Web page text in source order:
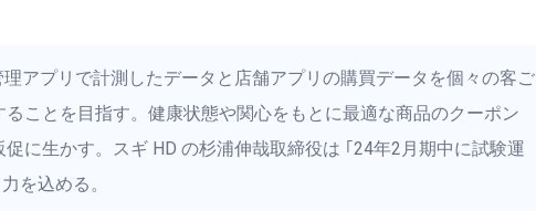
理アプリで計測したデータと店舗アプリの購買データを個々の客ご
ることを目指す。健康状態や関心をもとに最適な商品のクーポン
促に生かす。スギ HD の杉浦伸哉取締役は ｢24年2月期中に試験運
を込める。